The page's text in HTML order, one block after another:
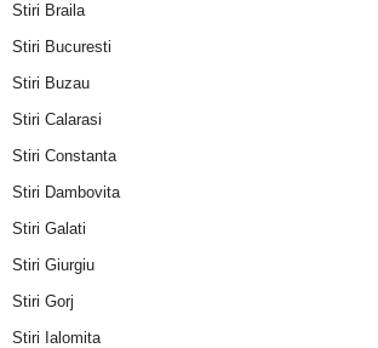
Stiri Braila
Stiri Bucuresti
Stiri Buzau
Stiri Calarasi
Stiri Constanta
Stiri Dambovita
Stiri Galati
Stiri Giurgiu
Stiri Gorj
Stiri Ialomita